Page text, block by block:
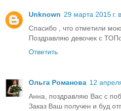
Unknown 29 марта 2015 г.
Спасибо , что отметили
Поздравляю девочек с
Ответить
Ольга Романова 12
Анна, поздравляю Вас с
Заказ Ваш получен и буд